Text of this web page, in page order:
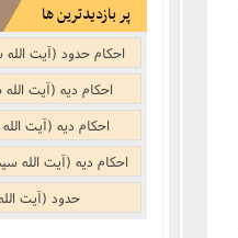
پر بازدیدترین ها
احکام حدود (آیت
احکام دیه (آیت
احکام دیه (آیت
احکام دیه (آیت الله
حدود (آیت